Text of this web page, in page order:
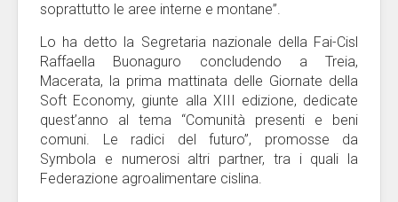
soprattutto le aree interne e montane”.
Lo ha detto la Segretaria nazionale della Fai-Cisl
Raffaella Buonaguro concludendo a Treia,
Macerata, la prima mattinata delle Giornate della
Soft Economy, giunte alla XIII edizione, dedicate
quest’anno al tema “Comunità presenti e beni
comuni. Le radici del futuro”, promosse da
Symbola e numerosi altri partner, tra i quali la
Federazione agroalimentare cislina.